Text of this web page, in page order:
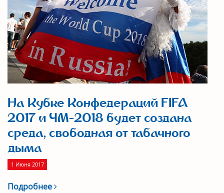
На Кубке Конфедераций FIFA
2017 и ЧМ-2018 будет создана
среда, свободная от табачного
дыма
1 Июня 2017
Подробнее